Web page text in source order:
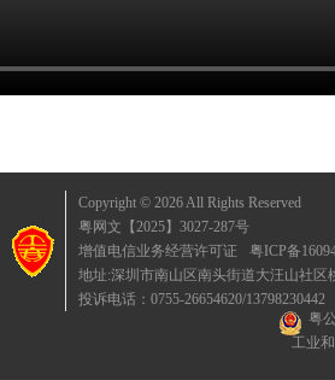
Copyright © 2026 All Rights Reserved
粤网文【2025】3027-287号
增值电信业务经营许可证
粤ICP备
地址:深圳市南山区南头街道大汪山社区
投诉电话：0755-26654620/13798230442
粤
工业